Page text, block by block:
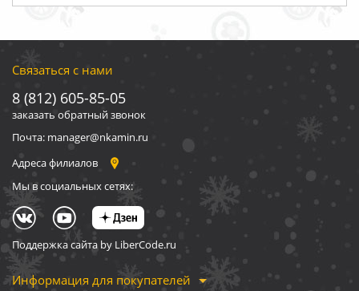
Связаться с нами
8 (812) 605-85-05
заказать обратный звонок
Почта: manager@nkamin.ru
Адреса филиалов
Мы в социальных сетях:
Поддержка сайта by LiberCode.ru
Информация для покупателей